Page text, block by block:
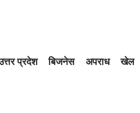
प्रदेश बिजनेस अपराध खेल